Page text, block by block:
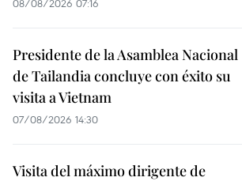
08/08/2026 07:16
Presidente de la Asamblea Nacional
de Tailandia concluye con éxito su
visita a Vietnam
07/08/2026 14:30
Visita del máximo dirigente de